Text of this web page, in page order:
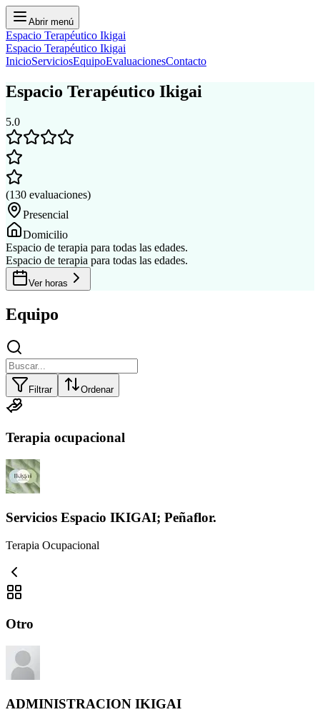
Abrir menú
Espacio Terapéutico Ikigai
Espacio Terapéutico Ikigai
InicioServiciosEquipoEvaluacionesContacto
Espacio Terapéutico Ikigai
5.0
(130 evaluaciones)
Presencial
Domicilio
Espacio de terapia para todas las edades.
Espacio de terapia para todas las edades.
Ver horas
Equipo
Filtrar Ordenar
Terapia ocupacional
Servicios Espacio IKIGAI; Peñaflor.
Terapia Ocupacional
Otro
ADMINISTRACION IKIGAI